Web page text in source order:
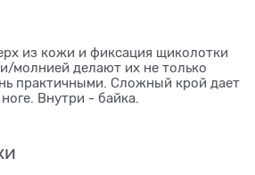
из кожи и фиксация щиколотки
молнией делают их не только
практичными. Сложный крой дает
Внутри - байка.